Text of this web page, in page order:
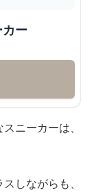
ー
ニーカーは、
しながらも、